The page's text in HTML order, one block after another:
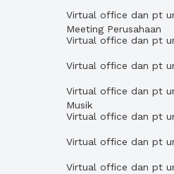
Virtual office dan pt
Meeting Perusahaan
Virtual office dan pt
Virtual office dan pt
Virtual office dan pt
Musik
Virtual office dan pt
Virtual office dan pt
Virtual office dan pt